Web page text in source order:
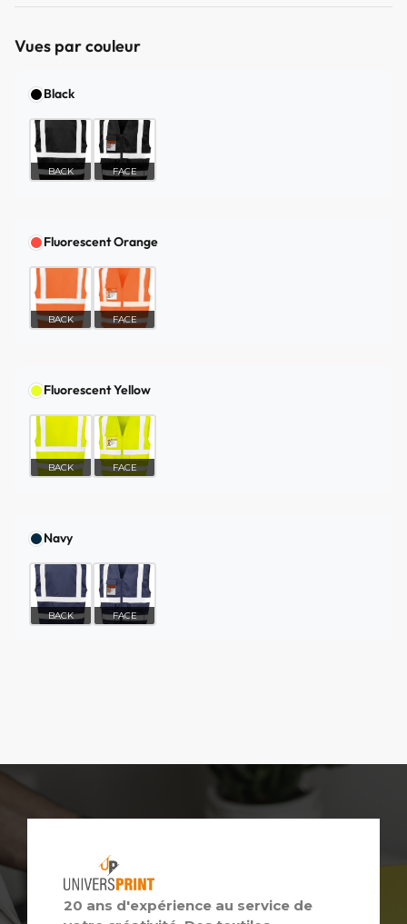
Vues par couleur
Black
BACK FACE
Fluorescent Orange
BACK FACE
Fluorescent Yellow
BACK FACE
Navy
BACK FACE
20 ans d'expérience au service de